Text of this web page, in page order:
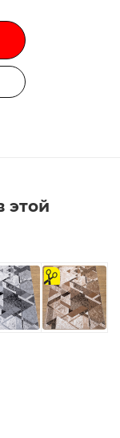
этой
на
отрез